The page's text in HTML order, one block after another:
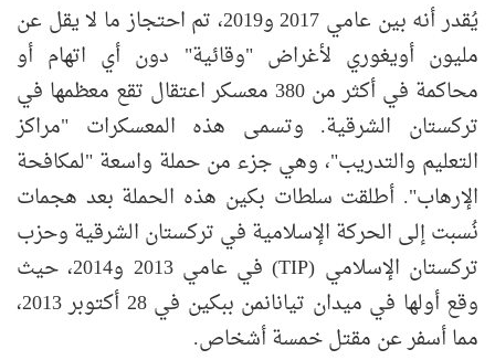
يُقدر أنه بين عامي 2017 و2019، تم احتجاز ما لا يقل عن
مليون أويغوري لأغراض "وقائية" دون أي اتهام أو
محاكمة في أكثر من 380 معسكر اعتقال تقع معظمها في
تركستان الشرقية. وتسمى هذه المعسكرات "مراكز
التعليم والتدريب"، وهي جزء من حملة واسعة "لمكافحة
الإرهاب". أطلقت سلطات بكين هذه الحملة بعد هجمات
نُسبت إلى الحركة الإسلامية في تركستان الشرقية وحزب
تركستان الإسلامي (TIP) في عامي 2013 و2014، حيث
وقع أولها في ميدان تيانانمن ببكين في 28 أكتوبر 2013،
مما أسفر عن مقتل خمسة أشخاص.